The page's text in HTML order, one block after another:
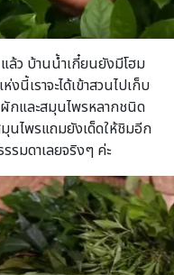
ว บ้านน้ำเกี๋ยนยังมีโฮม
นี้เราจะได้เข้าสวนไปเก็บ
กและสมุนไพรหลากชนิด
นไพรแถมยังเด็ดให้ชิมอีก
รมดาเลยจริงๆ ค่ะ